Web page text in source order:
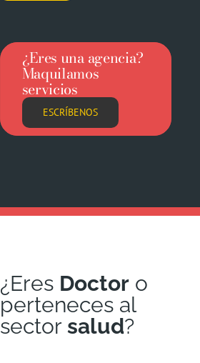
¿Eres una agencia?
Maquilamos
servicios
ESCRÍBENOS
¿Eres Doctoro
perteneces al
sector salud?